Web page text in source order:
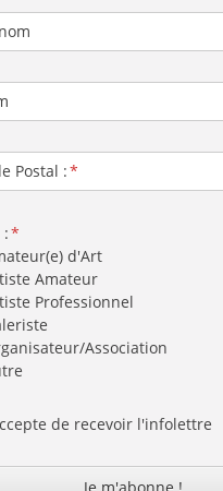
Postal :
:
d'Art
Amateur
Professionnel
Association
de recevoir l'infolettre